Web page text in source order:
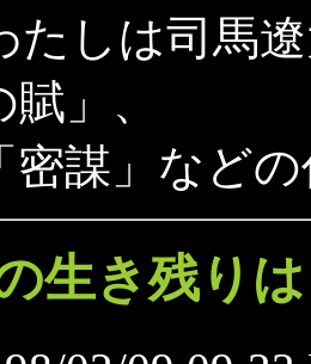
たしは司馬
」、
密謀」など
生き残りは